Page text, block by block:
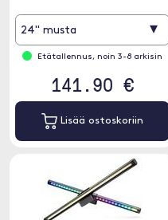
teipillä ja se sopii 16:10 näytöille.
24" musta ▾
Etätallennus, noin 3-8 arkisin
141.90 €
Lisää ostoskoriin